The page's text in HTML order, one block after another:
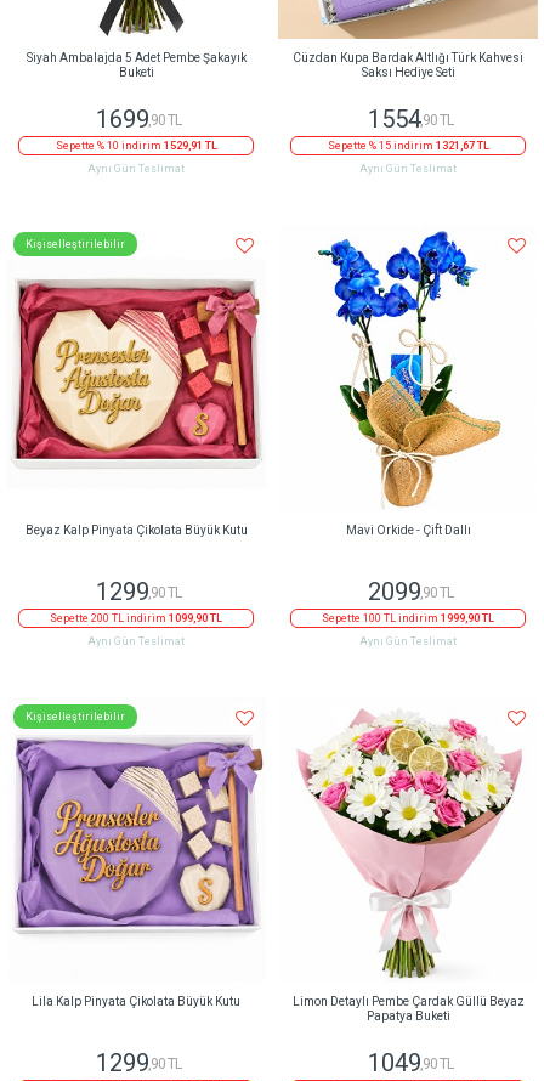
Siyah Ambalajda 5 Adet Pembe Şakayık
Buketi
1699,90 TL
Sepette % 10 indirim 1529,91 TL
Aynı Gün Teslimat
Cüzdan Kupa Bardak Altlığı Türk Kahvesi
Saksı Hediye Seti
1554,90 TL
Sepette % 15 indirim 1321,67 TL
Aynı Gün Teslimat
Kişiselleştirilebilir
Beyaz Kalp Pinyata Çikolata Büyük Kutu
1299 ,90 TL
Sepette 200 TL indirim 1099,90 TL
Aynı Gün Teslimat
Mavi Orkide - Çift Dallı
2099 ,90 TL
Sepette 100 TL indirim 1999,90 TL
Aynı Gün Teslimat
Kişiselleştirilebilir
Lila Kalp Pinyata Çikolata Büyük Kutu
1299,90 TL
Limon Detaylı Pembe Çardak Güllü Beyaz
Papatya Buketi
1049,90 TL